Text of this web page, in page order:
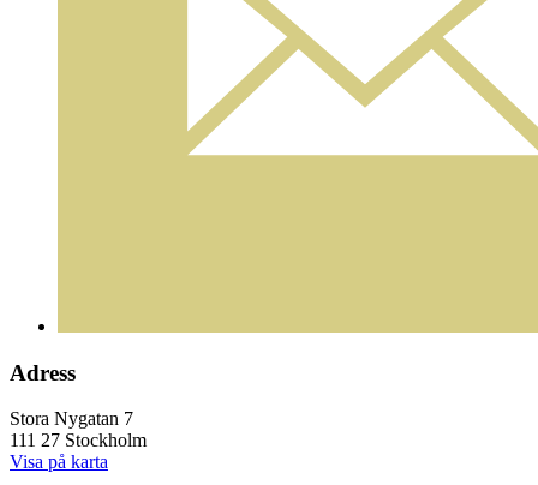
Adress
Stora Nygatan 7
111 27 Stockholm
Visa på karta